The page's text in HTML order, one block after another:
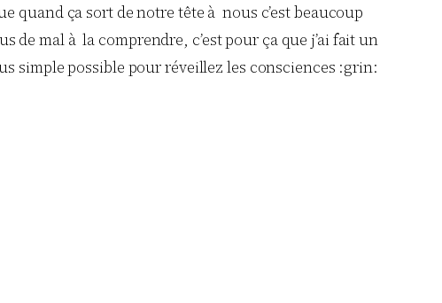
quand ça sort de notre tête à nous c’est beaucoup
mal à la comprendre, c’est pour ça que j’ai fait un
simple possible pour réveillez les consciences :grin: